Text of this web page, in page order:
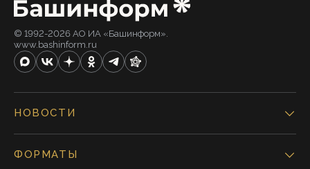
© 1992-2026 АО ИА «Башинформ».
www.bashinform.ru
НОВОСТИ
ФОРМАТЫ